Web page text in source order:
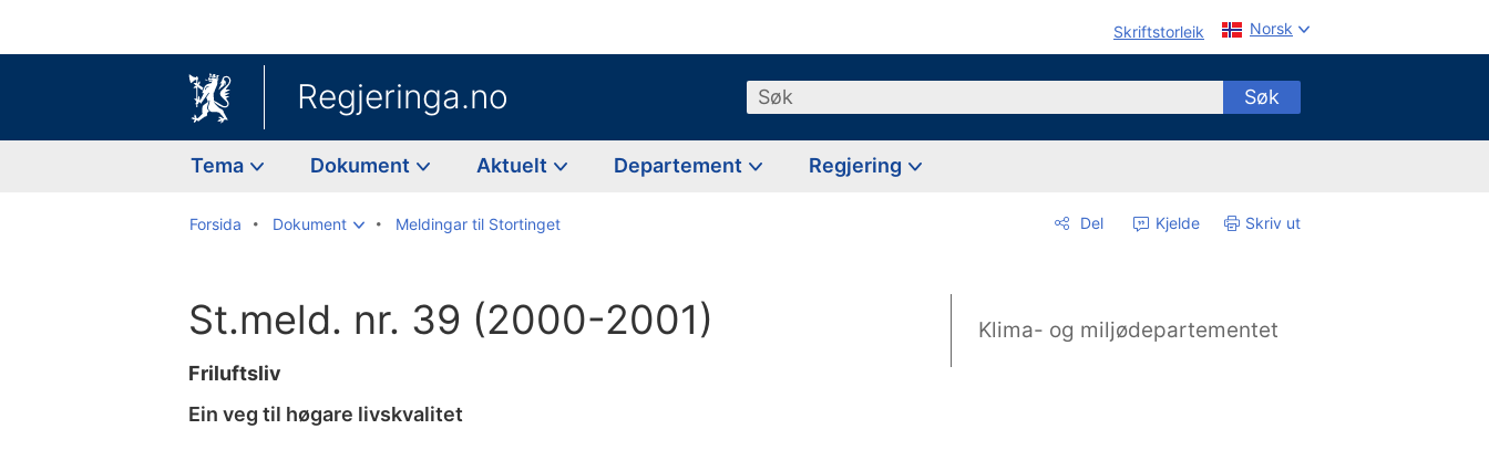
Skriftstorleik Norsk
Regjeringa.no Søk Søk
Tema Dokument Aktuelt Departement Regjering
Forsida Dokument Meldingar til Stortinget Del Kjelde Skriv ut
St.meld. nr. 39 (2000-2001)
Friluftsliv
Ein veg til høgare livskvalitet
Klima- og miljødepartementet